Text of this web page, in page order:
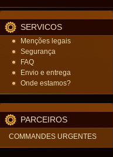
SERVICOS
Menções legais
Segurança
FAQ
Envio e entrega
Onde estamos?
PARCEIROS
COMMANDES URGENTES